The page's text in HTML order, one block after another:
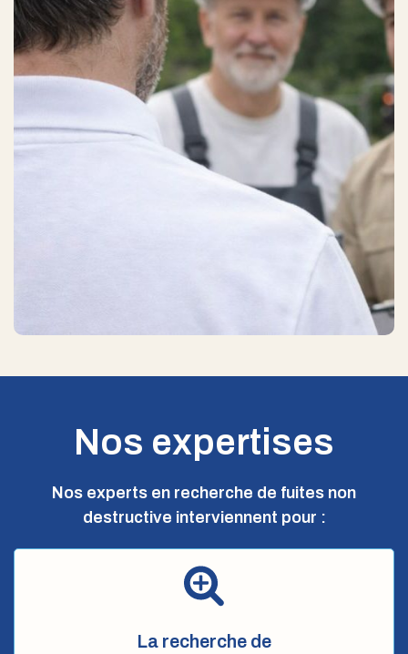
Nos expertises
Nos experts en recherche de fuites non
destructive interviennent pour :
La recherche de